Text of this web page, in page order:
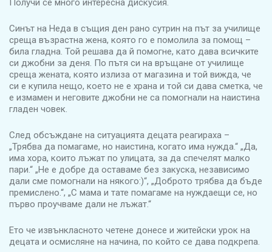
Получи се много интересна дискусия.
Синът на Неда в същия ден рано сутрин на път за училище
среща възрастна жена, която го е помолила за помощ –
била гладна. Той решава да й помогне, като дава всичките
си джобни за деня. По пътя си на връщане от училище
среща жената, която излиза от магазина и той вижда, че
си е купила нещо, което не е храна и той си дава сметка, че
е измамен и неговите джобни не са помогнали на наистина
гладен човек.
След обсъждане на ситуацията децата реагираха –
„Трябва да помагаме, но наистина, когато има нужда.“ „Да,
има хора, които лъжат по улицата, за да спечелят малко
пари.“ „Не е добре да оставаме без закуска, независимо
дали сме помогнали на някого:)“, „Доброто трябва да бъде
премислено.“, „С мама и тате помагаме на нуждаещи се, но
първо проучваме дали не лъжат.“
Ето че извънкласното четене донесе и житейски урок на
децата и осмисляне на начина, по който се дава подкрепа.